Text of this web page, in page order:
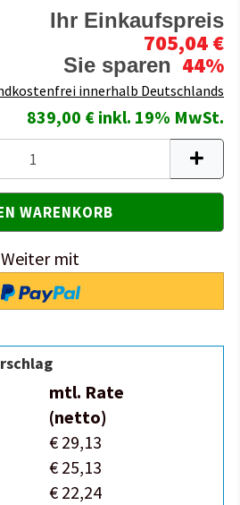
Ihr Einkaufspreis
705,04 €
Sie sparen 44%
innerhalb Deutschlands
839,00 € inkl. 19% MwSt.
Weiter mit
mtl. Rate
(netto)
€ 29,13
€ 25,13
€ 22,24